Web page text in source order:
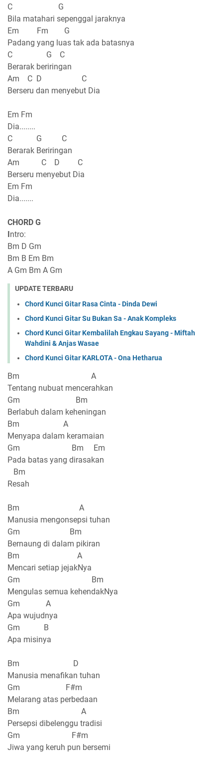
C G
Bila matahari sepenggal jaraknya
Em Fm G
Padang yang luas tak ada batasnya
C G C
Berarak beriringan
Am C D C
Berseru dan menyebut Dia
Em Fm
Dia........
C G C
Berarak Beriringan
Am C D C
Berseru menyebut Dia
Em Fm
Dia.......
CHORD G
Intro:
Bm D Gm
Bm B Em Bm
A Gm Bm A Gm
UPDATE TERBARU
Chord Kunci Gitar Rasa Cinta - Dinda Dewi
Chord Kunci Gitar Su Bukan Sa - Anak Kompleks
Chord Kunci Gitar Kembalilah Engkau Sayang - Miftah
Wahdini & Anjas Wasae
Chord Kunci Gitar KARLOTA - Ona Hetharua
Bm A
Tentang nubuat mencerahkan
Gm Bm
Berlabuh dalam keheningan
Bm A
Menyapa dalam keramaian
Gm Bm Em
Pada batas yang dirasakan
Bm
Resah
Bm A
Manusia mengonsepsi tuhan
Gm Bm
Bernaung di dalam pikiran
Bm A
Mencari setiap jejakNya
Gm Bm
Mengulas semua kehendakNya
Gm A
Apa wujudnya
Gm B
Apa misinya
Bm D
Manusia menafikan tuhan
Gm F#m
Melarang atas perbedaan
Bm A
Persepsi dibelenggu tradisi
Gm F#m
Jiwa yang keruh pun bersemi